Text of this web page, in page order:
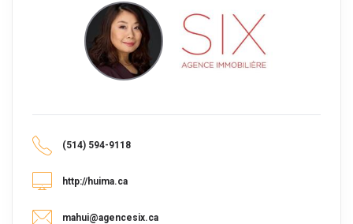
(514) 594-9118
http://huima.ca
mahui@agencesix.ca